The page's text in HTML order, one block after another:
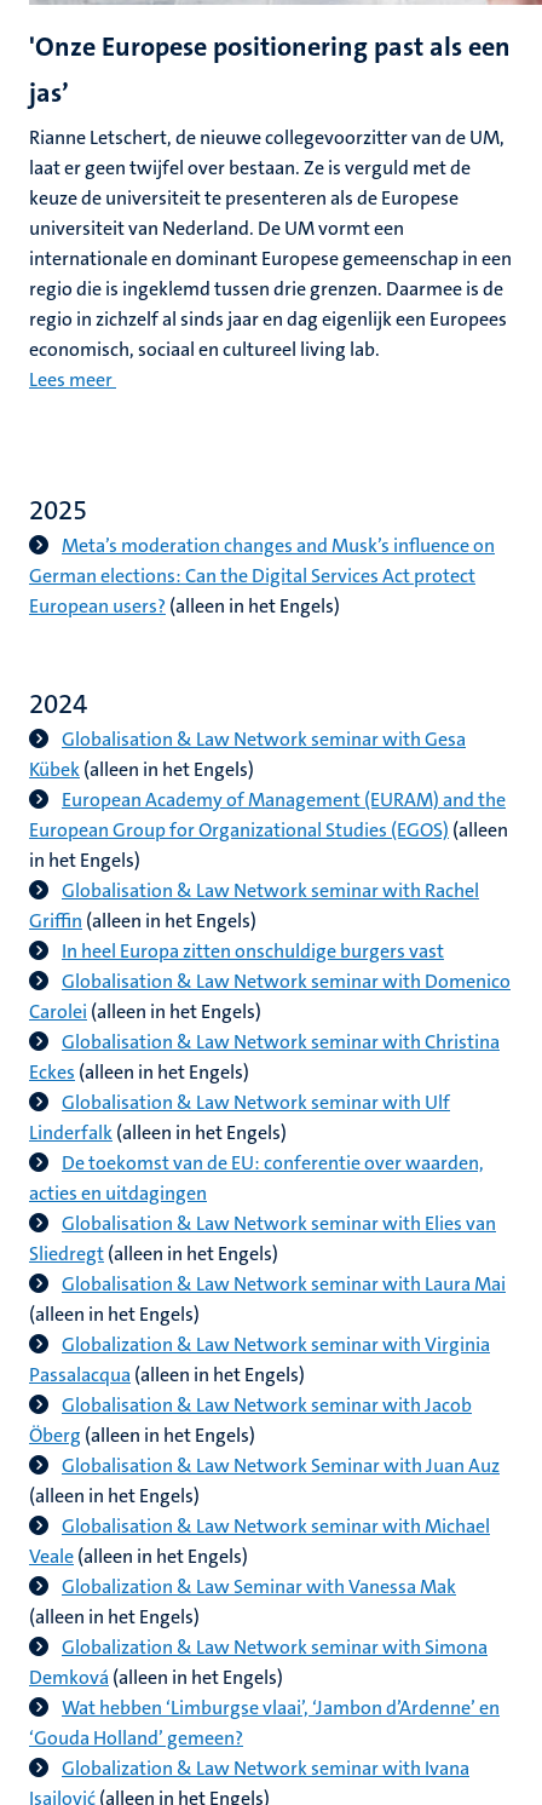
'Onze Europese positionering past als een
jas’
Rianne Letschert, de nieuwe collegevoorzitter van de UM,
laat er geen twijfel over bestaan. Ze is verguld met de
keuze de universiteit te presenteren als de Europese
universiteit van Nederland. De UM vormt een
internationale en dominant Europese gemeenschap in een
regio die is ingeklemd tussen drie grenzen. Daarmee is de
regio in zichzelf al sinds jaar en dag eigenlijk een Europees
economisch, sociaal en cultureel living lab.
Lees meer
2025
Meta’s moderation changes and Musk’s influence on
German elections: Can the Digital Services Act protect
European users? (alleen in het Engels)
2024
Globalisation & Law Network seminar with Gesa
Kübek(alleen in het Engels)
European Academy of Management (EURAM) and the
European Group for Organizational Studies (EGOS) (alleen
in het Engels)
Globalisation & Law Network seminar with Rachel
Griffin (alleen in het Engels)
In heel Europa zitten onschuldige burgers vast
Globalisation & Law Network seminar with Domenico
Carolei (alleen in het Engels)
Globalisation & Law Network seminar with Christina
Eckes (alleen in het Engels)
Globalisation & Law Network seminar with Ulf
Linderfalk(alleen in het Engels)
De toekomst van de EU: conferentie over waarden,
acties en uitdagingen
Globalisation & Law Network seminar with Elies van
Sliedregt(alleen in het Engels)
Globalisation & Law Network seminar with Laura Mai
(alleen in het Engels)
Globalization & Law Network seminar with Virginia
Passalacqua (alleen in het Engels)
Globalisation & Law Network seminar with Jacob
Öberg (alleen in het Engels)
Globalisation & Law Network Seminar with Juan Auz
(alleen in het Engels)
Globalisation & Law Network seminar with Michael
Veale(alleen in het Engels)
Globalization & Law Seminar with Vanessa Mak
(alleen in het Engels)
Globalization & Law Network seminar with Simona
Demková (alleen in het Engels)
Wat hebben ‘Limburgse vlaai’, ‘Jambon d’Ardenne’ en
‘Gouda Holland’ gemeen?
Globalization & Law Network seminar with Ivana
Isailović(alleen in het Engels)